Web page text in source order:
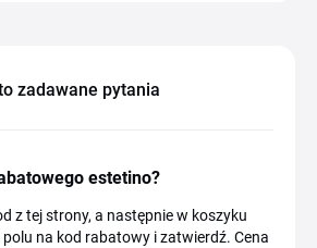
zadawane pytania
estetino?
z tej strony, a następnie w koszyku
na kod rabatowy i zatwierdź. Cena